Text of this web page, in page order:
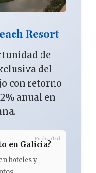
Resort
de
del
con retorno
anual en
en Galicia?
hoteles y
Publicidad